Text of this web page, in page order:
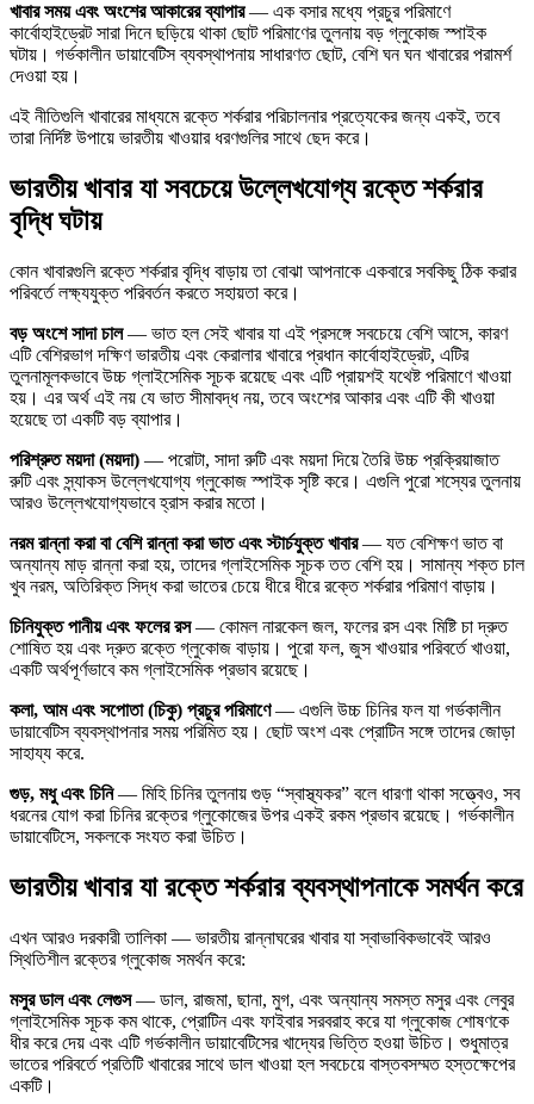
খাবার সময় এবং অংশের আকারের ব্যাপার— এক বসার মধ্যে প্রচুর পরিমাণে
কার্বোহাইড্রেট সারা দিনে ছড়িয়ে থাকা ছোট পরিমাণের তুলনায় বড় গ্লুকোজ স্পাইক
ঘটায়। গর্ভকালীন ডায়াবেটিস ব্যবস্থাপনায় সাধারণত ছোট, বেশি ঘন ঘন খাবারের পরামর্শ
দেওয়া হয়।
এই নীতিগুলি খাবারের মাধ্যমে রক্তে শর্করার পরিচালনার প্রত্যেকের জন্য একই, তবে
তারা নির্দিষ্ট উপায়ে ভারতীয় খাওয়ার ধরণগুলির সাথে ছেদ করে।
ভারতীয় খাবার যা সবচেয়ে উল্লেখযোগ্য রক্তে শর্করার
বৃদ্ধি ঘটায়
কোন খাবারগুলি রক্তে শর্করার বৃদ্ধি বাড়ায় তা বোঝা আপনাকে একবারে সবকিছু ঠিক করার
পরিবর্তে লক্ষ্যযুক্ত পরিবর্তন করতে সহায়তা করে।
বড় অংশে সাদা চাল— ভাত হল সেই খাবার যা এই প্রসঙ্গে সবচেয়ে বেশি আসে, কারণ
এটি বেশিরভাগ দক্ষিণ ভারতীয় এবং কেরালার খাবারে প্রধান কার্বোহাইড্রেট, এটির
তুলনামূলকভাবে উচ্চ গ্লাইসেমিক সূচক রয়েছে এবং এটি প্রায়শই যথেষ্ট পরিমাণে খাওয়া
হয়। এর অর্থ এই নয় যে ভাত সীমাবদ্ধ নয়, তবে অংশের আকার এবং এটি কী খাওয়া
হয়েছে তা একটি বড় ব্যাপার।
পরিশ্রুত ময়দা (ময়দা) — পরোটা, সাদা রুটি এবং ময়দা দিয়ে তৈরি উচ্চ প্রক্রিয়াজাত
রুটি এবং স্ন্যাকস উল্লেখযোগ্য গ্লুকোজ স্পাইক সৃষ্টি করে। এগুলি পুরো শস্যের তুলনায়
আরও উল্লেখযোগ্যভাবে হ্রাস করার মতো।
নরম রান্না করা বা বেশি রান্না করা ভাত এবং স্টার্চযুক্ত খাবার— যত বেশিক্ষণ ভাত বা
অন্যান্য মাড় রান্না করা হয়, তাদের গ্লাইসেমিক সূচক তত বেশি হয়। সামান্য শক্ত চাল
খুব নরম, অতিরিক্ত সিদ্ধ করা ভাতের চেয়ে ধীরে ধীরে রক্তে শর্করার পরিমাণ বাড়ায়।
চিনিযুক্ত পানীয় এবং ফলের রস— কোমল নারকেল জল, ফলের রস এবং মিষ্টি চা দ্রুত
শোষিত হয় এবং দ্রুত রক্তে গ্লুকোজ বাড়ায়। পুরো ফল, জুস খাওয়ার পরিবর্তে খাওয়া,
একটি অর্থপূর্ণভাবে কম গ্লাইসেমিক প্রভাব রয়েছে।
কলা, আম এবং সপোতা (চিকু) প্রচুর পরিমাণে— এগুলি উচ্চ চিনির ফল যা গর্ভকালীন
ডায়াবেটিস ব্যবস্থাপনার সময় পরিমিত হয়। ছোট অংশ এবং প্রোটিন সঙ্গে তাদের জোড়া
সাহায্য করে.
গুড়, মধু এবং চিনি— মিহি চিনির তুলনায় গুড় “স্বাস্থ্যকর” বলে ধারণা থাকা সত্ত্বেও, সব
ধরনের যোগ করা চিনির রক্তের গ্লুকোজের উপর একই রকম প্রভাব রয়েছে। গর্ভকালীন
ডায়াবেটিসে, সকলকে সংযত করা উচিত।
ভারতীয় খাবার যা রক্তে শর্করার ব্যবস্থাপনাকে সমর্থন করে
এখন আরও দরকারী তালিকা — ভারতীয় রান্নাঘরের খাবার যা স্বাভাবিকভাবেই আরও
স্থিতিশীল রক্তের গ্লুকোজ সমর্থন করে:
মসুর ডাল এবং লেগুস— ডাল, রাজমা, ছানা, মুগ, এবং অন্যান্য সমস্ত মসুর এবং লেবুর
গ্লাইসেমিক সূচক কম থাকে, প্রোটিন এবং ফাইবার সরবরাহ করে যা গ্লুকোজ শোষণকে
ধীর করে দেয় এবং এটি গর্ভকালীন ডায়াবেটিসের খাদ্যের ভিত্তি হওয়া উচিত। শুধুমাত্র
ভাতের পরিবর্তে প্রতিটি খাবারের সাথে ডাল খাওয়া হল সবচেয়ে বাস্তবসম্মত হস্তক্ষেপের
একটি।